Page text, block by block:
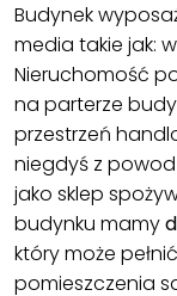
Budynek
media takie jak:
Nieruchomość
na parterze
przestrzeń
niegdyś z
jako sklep
budynku mamy
który może
pomieszczenia